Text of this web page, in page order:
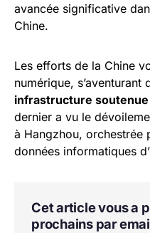
avancée significative
Chine.
Les efforts de la Chine
numérique, s’aventurant
infrastructure soutenue
dernier a vu le
à Hangzhou, orchestrée
données informatiques
Cet article vous a
prochains par